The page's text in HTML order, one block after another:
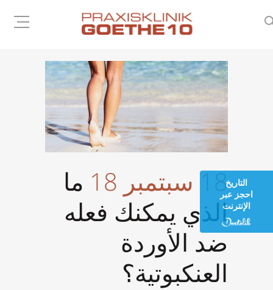
18 سبتمبر 18
ما
الذي يمكنك فعله
ضد الأوردة
العنكبوتية؟
التاريخ
احجز عبر
الإنترنت